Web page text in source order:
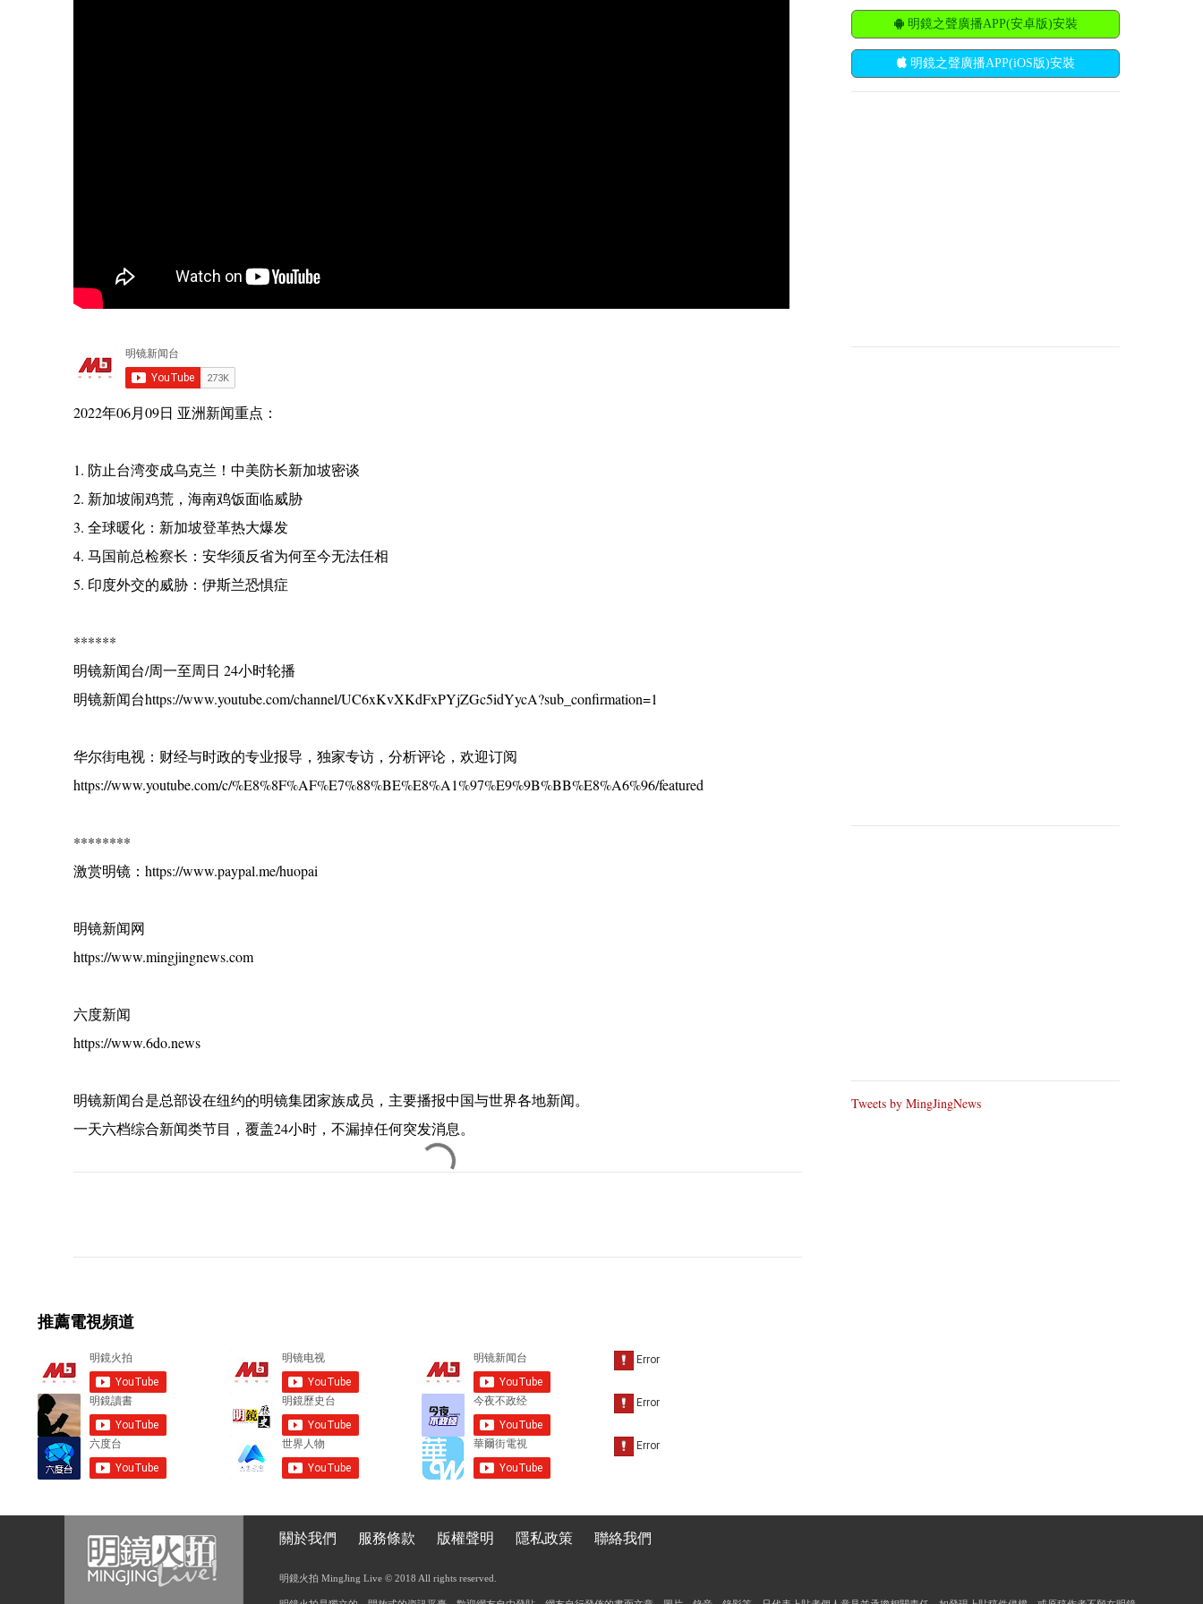
2022年06月09日 亚洲新闻重点：
1. 防止台湾变成乌克兰！中美防长新加坡密谈
2. 新加坡闹鸡荒，海南鸡饭面临威胁
3. 全球暖化：新加坡登革热大爆发
4. 马国前总检察长：安华须反省为何至今无法任相
5. 印度外交的威胁：伊斯兰恐惧症
******
明镜新闻台/周一至周日 24小时轮播
明镜新闻台https://www.youtube.com/channel/UC6xKvXKdFxPYjZGc5idYycA?sub_confirmation=1
华尔街电视：财经与时政的专业报导，独家专访，分析评论，欢迎订阅
https://www.youtube.com/c/%E8%8F%AF%E7%88%BE%E8%A1%97%E9%9B%BB%E8%A6%96/featured
********
激赏明镜：https://www.paypal.me/huopai
明镜新闻网
https://www.mingjingnews.com
六度新闻
https://www.6do.news
明镜新闻台是总部设在纽约的明镜集团家族成员，主要播报中国与世界各地新闻。
一天六档综合新闻类节目，覆盖24小时，不漏掉任何突发消息。
n
s
推薦電視頻道
明鏡之聲廣播APP(安卓版)安裝
明鏡之聲廣播APP(iOS版)安裝
Tweets by MingJingNews
關於我們 服務條款 版權聲明 隱私政策 聯絡我們
明鏡火拍 MingJing Live © 2018 All rights reserved.